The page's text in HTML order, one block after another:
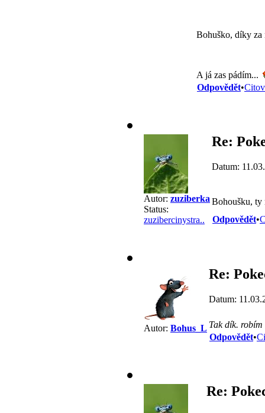
Bohuško, díky
A já zas pádím...
Odpovědět•
Autor: zuziberka
Status:
zuzibercinystra..
Re:
Datum:
Bohoušku, ty
Odpovědět•
Autor: Bohus_L
Re:
Datum:
Tak dík.
Odpovědět•
Re: